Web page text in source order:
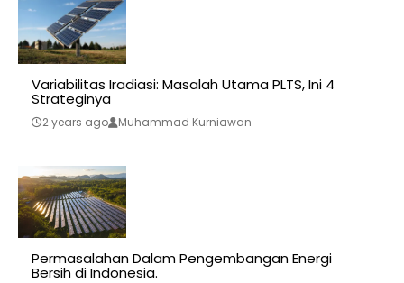
Variabilitas Iradiasi: Masalah Utama PLTS, Ini 4
Strateginya
2 years ago Muhammad Kurniawan
Permasalahan Dalam Pengembangan Energi
Bersih di Indonesia.